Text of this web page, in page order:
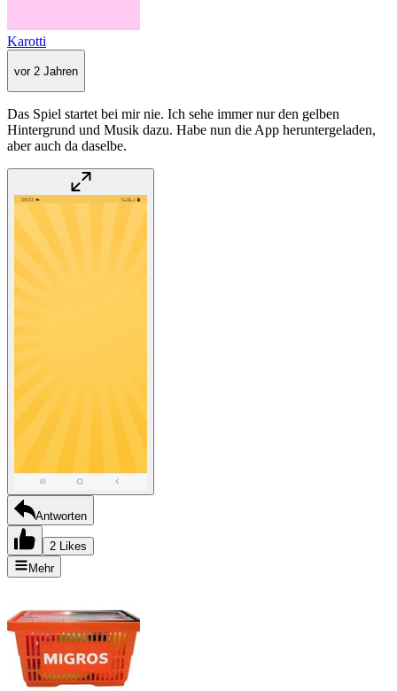
Karotti
vor 2 Jahren
Das Spiel startet bei mir nie. Ich sehe immer nur den gelben
Hintergrund und Musik dazu. Habe nun die App heruntergeladen,
aber auch da daselbe.
Antworten
2 Likes
Mehr